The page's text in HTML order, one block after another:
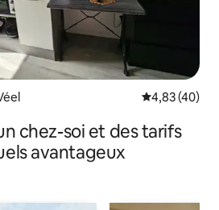
Évaluation
4,83 (40)
chez-soi et des tarifs
avantageux